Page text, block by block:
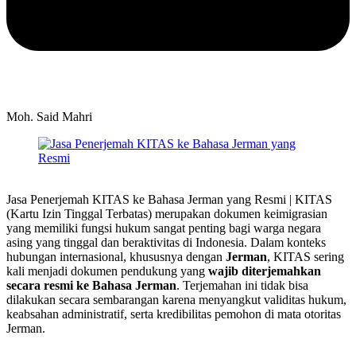
Moh. Said Mahri
Jasa Penerjemah KITAS ke Bahasa Jerman yang Resmi | KITAS
(Kartu Izin Tinggal Terbatas) merupakan dokumen keimigrasian
yang memiliki fungsi hukum sangat penting bagi warga negara
asing yang tinggal dan beraktivitas di Indonesia. Dalam konteks
hubungan internasional, khususnya dengan Jerman, KITAS sering
kali menjadi dokumen pendukung yang wajib diterjemahkan
secara resmi ke Bahasa Jerman. Terjemahan ini tidak bisa
dilakukan secara sembarangan karena menyangkut validitas hukum,
keabsahan administratif, serta kredibilitas pemohon di mata otoritas
Jerman.